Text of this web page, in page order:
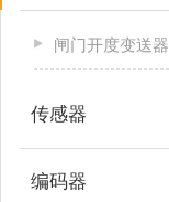
闸门开度变送器
传感器
编码器